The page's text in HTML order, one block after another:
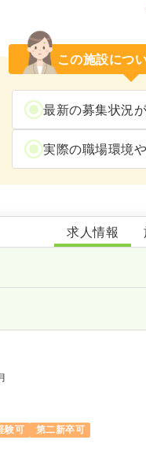
この施設につ
最新の募集状況
実際の職場環境
鈴鹿厚生
求人情報
験可
第二新卒可